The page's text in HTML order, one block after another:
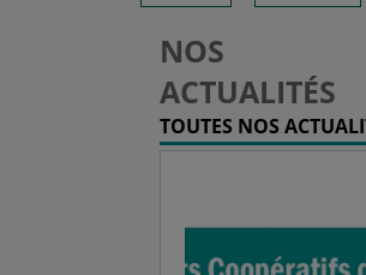
NOS
ACTUALITÉS
TOUTES NOS